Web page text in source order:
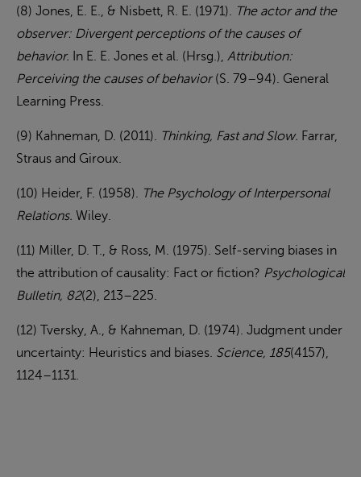
(8) Jones, E. E., & Nisbett, R. E. (1971). The actor and the
observer: Divergent perceptions of the causes of
behavior. In E. E. Jones et al. (Hrsg.), Attribution:
Perceiving the causes of behavior(S. 79–94). General
Learning Press.
(9) Kahneman, D. (2011). Thinking, Fast and Slow. Farrar,
Straus and Giroux.
(10) Heider, F. (1958). The Psychology of Interpersonal
Relations. Wiley.
(11) Miller, D. T., & Ross, M. (1975). Self-serving biases in
the attribution of causality: Fact or fiction? Psychological
Bulletin, 82(2), 213–225.
(12) Tversky, A., & Kahneman, D. (1974). Judgment under
uncertainty: Heuristics and biases. Science, 185(4157),
1124–1131.